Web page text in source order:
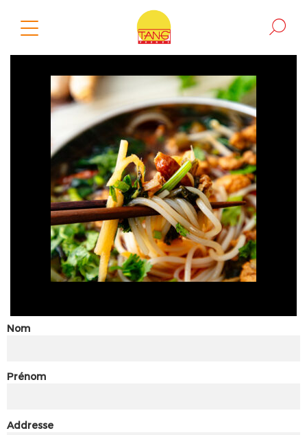
Nom
Prénom
Addresse